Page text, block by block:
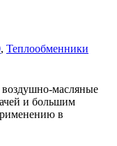
, Теплообменники
масляные
и большим
в